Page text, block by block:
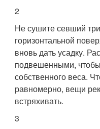
2
Не сушите севший
горизонтальной
вновь дать усадку.
подвешенными,
собственного веса.
равномерно, вещи
встряхивать.
3